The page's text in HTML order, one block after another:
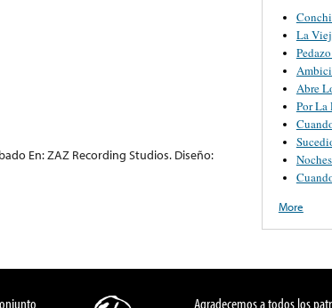
En: ZAZ Recording Studios. Diseño:
La
Abre
Por La
More
Agradecemos a todos los